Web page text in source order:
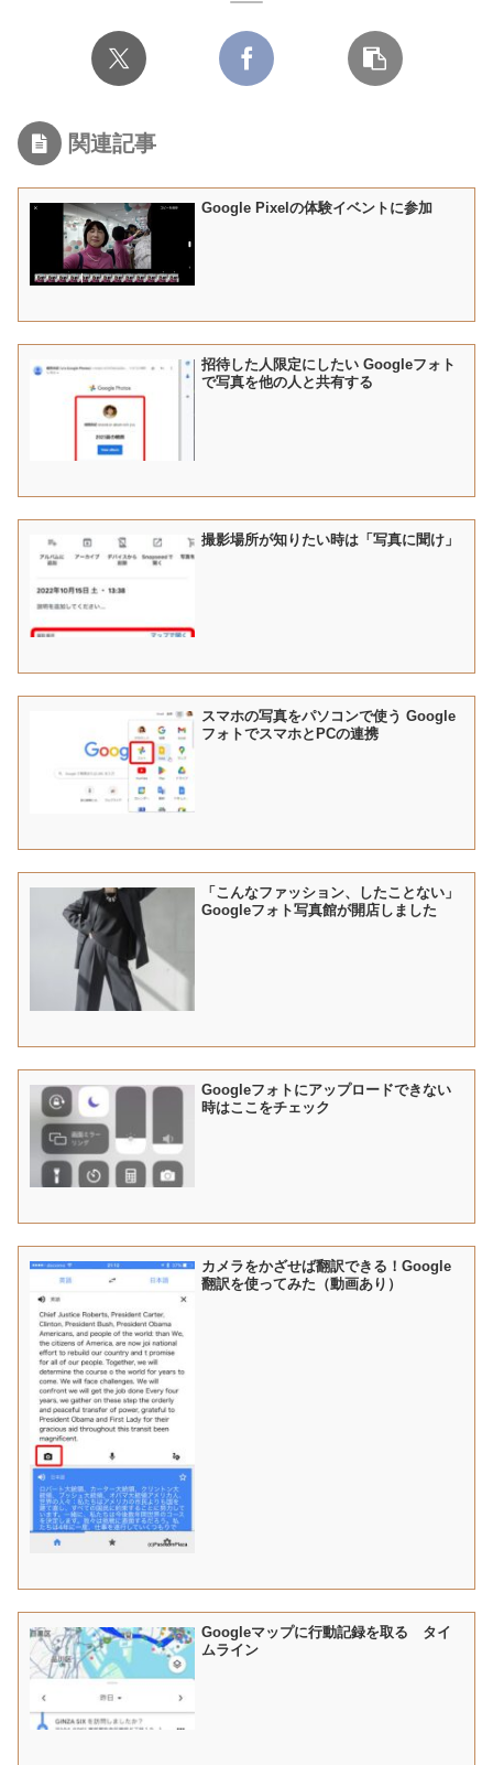
関連記事
Google Pixelの体験イベントに参加
招待した人限定にしたい Googleフォト
で写真を他の人と共有する
撮影場所が知りたい時は「写真に聞け」
スマホの写真をパソコンで使う Google
フォトでスマホとPCの連携
「こんなファッション、したことない」
Googleフォト写真館が開店しました
Googleフォトにアップロードできない
時はここをチェック
カメラをかざせば翻訳できる！Google
翻訳を使ってみた（動画あり）
Googleマップに行動記録を取る タイ
ムライン